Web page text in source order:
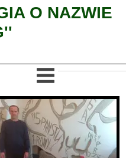
O NAZWIE